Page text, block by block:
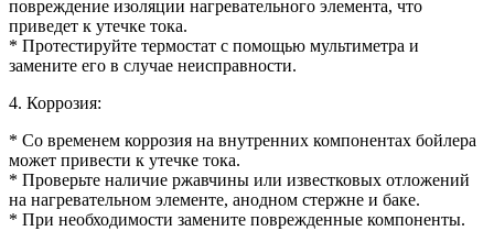
повреждение изоляции нагревательного элемента, что
приведет к утечке тока.
* Протестируйте термостат с помощью мультиметра и
замените его в случае неисправности.
4. Коррозия:
* Со временем коррозия на внутренних компонентах бойлера
может привести к утечке тока.
* Проверьте наличие ржавчины или известковых отложений
на нагревательном элементе, анодном стержне и баке.
* При необходимости замените поврежденные компоненты.